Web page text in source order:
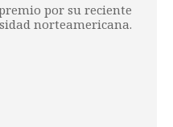
por su reciente
norteamericana.